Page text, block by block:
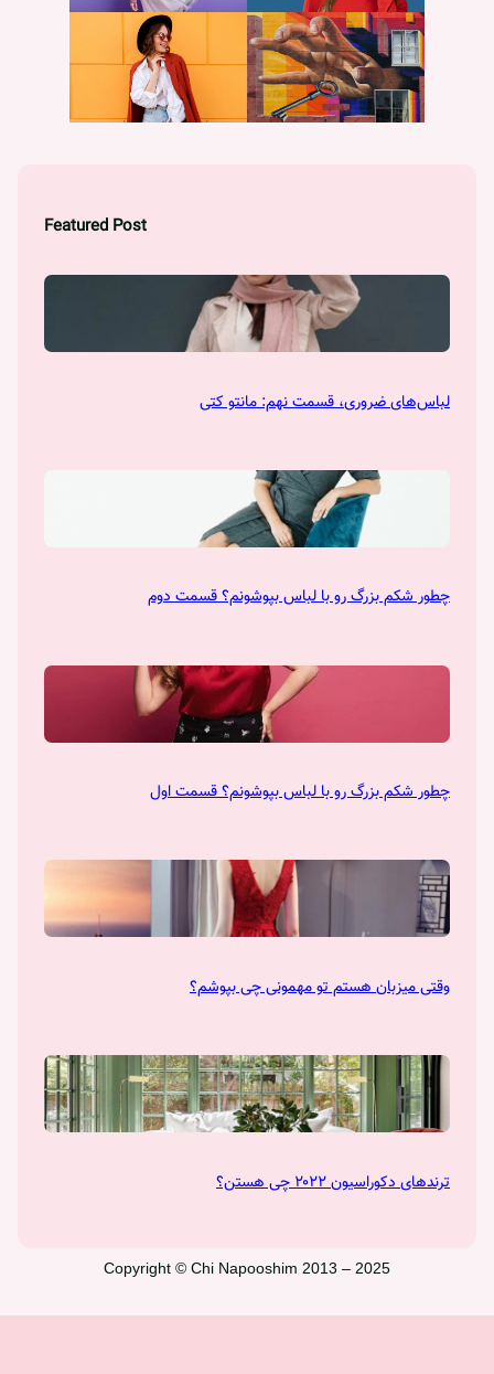
Featured Post
لباس‌های ضروری، قسمت نهم: مانتو کتی
چطور شکم بزرگ رو با لباس بپوشونم؟ قسمت دوم
چطور شکم بزرگ رو با لباس بپوشونم؟ قسمت اول
وقتی میزبان هستم تو مهمونی چی بپوشم؟
ترندهای دکوراسیون ۲۰۲۲ چی هستن؟
Copyright © Chi Napooshim 2013 – 2025